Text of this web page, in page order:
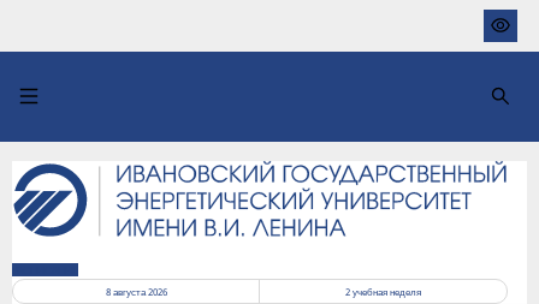
основному
8 августа 2026
2учебная неделя